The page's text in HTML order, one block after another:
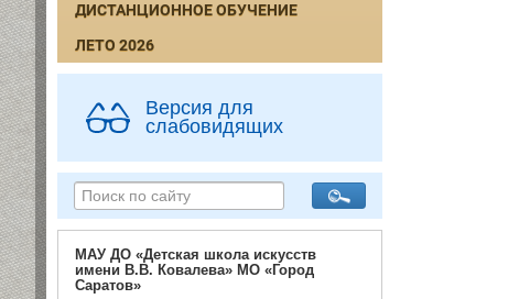
ДИСТАНЦИОННОЕ ОБУЧЕНИЕ
ЛЕТО 2026
Версия для
слабовидящих
МАУ ДО «Детская школа искусств
имени В.В. Ковалева» МО «Город
Саратов»